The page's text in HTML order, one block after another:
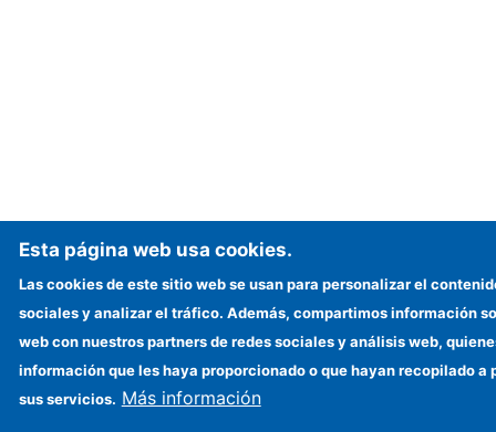
Esta página web usa cookies.
Las cookies de este sitio web se usan para personalizar el
sociales y analizar el tráfico. Además, compartimos información
web con nuestros partners de redes sociales y análisis web,
información que les haya proporcionado o que hayan recopilado a
sus servicios. Más información